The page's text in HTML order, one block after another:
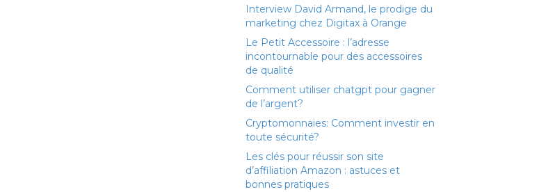
Interview David Armand, le prodige du
marketing chez Digitax à Orange
Le Petit Accessoire : l’adresse
incontournable pour des accessoires
de qualité
Comment utiliser chatgpt pour gagner
de l’argent?
Cryptomonnaies: Comment investir en
toute sécurité?
Les clés pour réussir son site
d’affiliation Amazon : astuces et
bonnes pratiques